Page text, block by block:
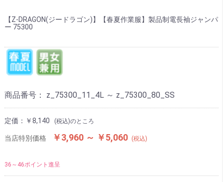
【Z-DRAGON(ジードラゴン)】【春夏作業服】製品制電長袖ジャンパ
ー 75300
商品番号： z_75300_11_4L ～ z_75300_80_SS
定価： ￥8,140 (税込)のところ
当店特別価格 ￥3,960 ～ ￥5,060 (税込)
36～46ポイント進呈